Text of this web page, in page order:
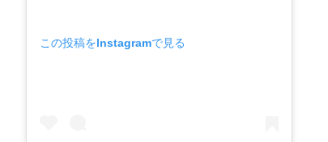
この投稿をInstagramで見る